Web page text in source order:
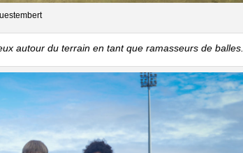
autour du terrain en tant que ramasseurs de